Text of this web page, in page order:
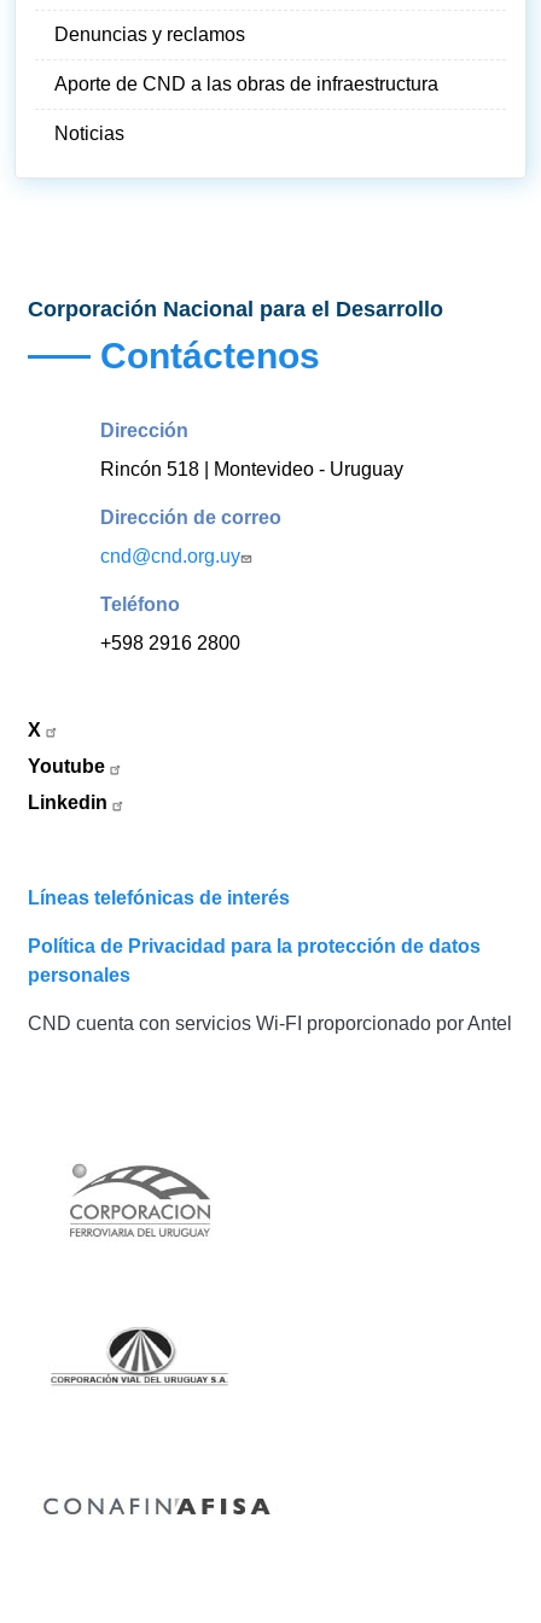
Denuncias y reclamos
Aporte de CND a las obras de infraestructura
Noticias
Corporación Nacional para el Desarrollo
Contáctenos
Dirección
Rincón 518 | Montevideo - Uruguay
Dirección de correo
cnd@cnd.org.uy
Teléfono
+598 2916 2800
X
Youtube
Linkedin
Líneas telefónicas de interés
Política de Privacidad para la protección de datos
personales
CND cuenta con servicios Wi-FI proporcionado por Antel